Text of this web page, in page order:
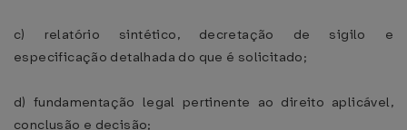
c) relatório sintético, decretação de sigilo e
especificação detalhada do que é solicitado;
d) fundamentação legal pertinente ao direito aplicável,
conclusão e decisão;